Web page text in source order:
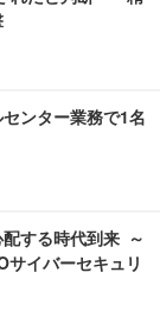
センター業務で1名
する時代到来 ～
サイバーセキュリ